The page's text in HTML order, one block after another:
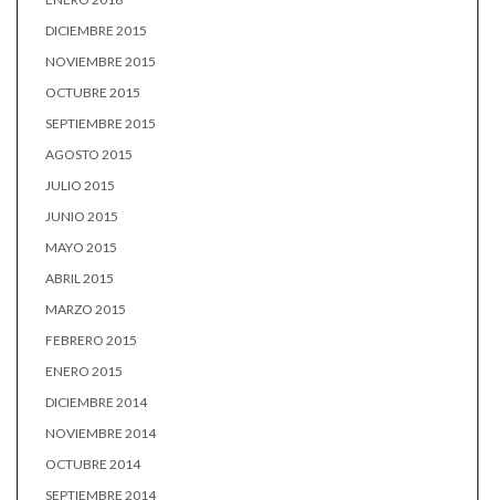
DICIEMBRE 2015
NOVIEMBRE 2015
OCTUBRE 2015
SEPTIEMBRE 2015
AGOSTO 2015
JULIO 2015
JUNIO 2015
MAYO 2015
ABRIL 2015
MARZO 2015
FEBRERO 2015
ENERO 2015
DICIEMBRE 2014
NOVIEMBRE 2014
OCTUBRE 2014
SEPTIEMBRE 2014